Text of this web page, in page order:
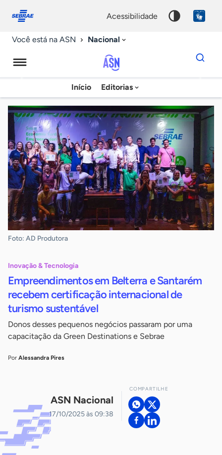
conosco
acessibilidade
Você está na ASN Nacional
Agência
Sebrae
de
Notícias
Início Editorias
Dados
para
chave
Foto: AD Produtora
Inovação & Tecnologia
Empreendimentos em Belterra e Santarém
recebem certificação internacional de
turismo sustentável
Donos desses pequenos negócios passaram por uma
capacitação da Green Destinations e Sebrae
Por Alessandra Pires
ASN Nacional
17/10/2025 às 09:38
COMPARTILHE